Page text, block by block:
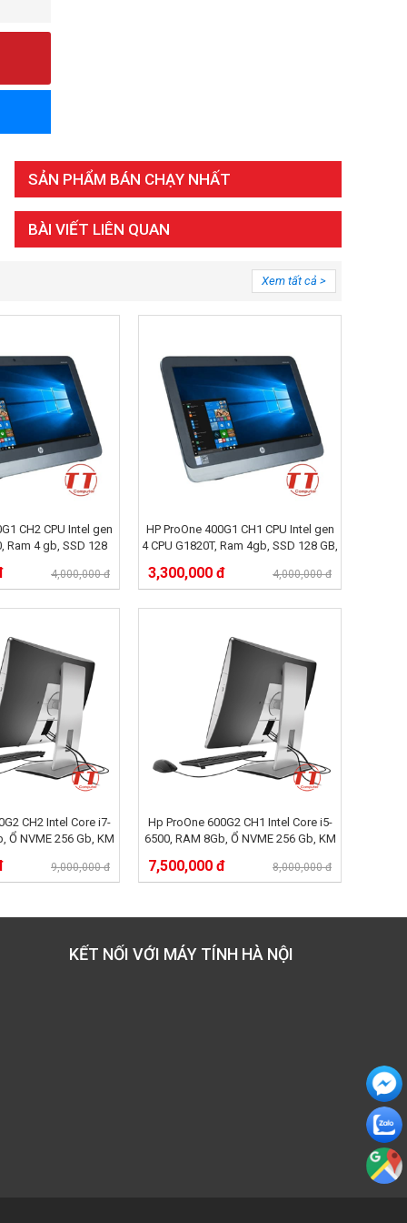
SẢN PHẨM BÁN CHẠY NHẤT
BÀI VIẾT LIÊN QUAN
Xem tất cả >
CH2 CPU Intel gen
Ram 4 gb, SSD 128
4,000,000 đ
HP ProOne 400G1 CH1 CPU Intel gen
4 CPU G1820T, Ram 4gb, SSD 128 GB,
4,000,000 đ
3,300,000 đ
CH2 Intel Core i7-
Ổ NVME 256 Gb, KM
9,000,000 đ
Hp ProOne 600G2 CH1 Intel Core i5-
6500, RAM 8Gb, Ổ NVME 256 Gb, KM
8,000,000 đ
7,500,000 đ
KẾT NỐI VỚI MÁY TÍNH HÀ NỘI